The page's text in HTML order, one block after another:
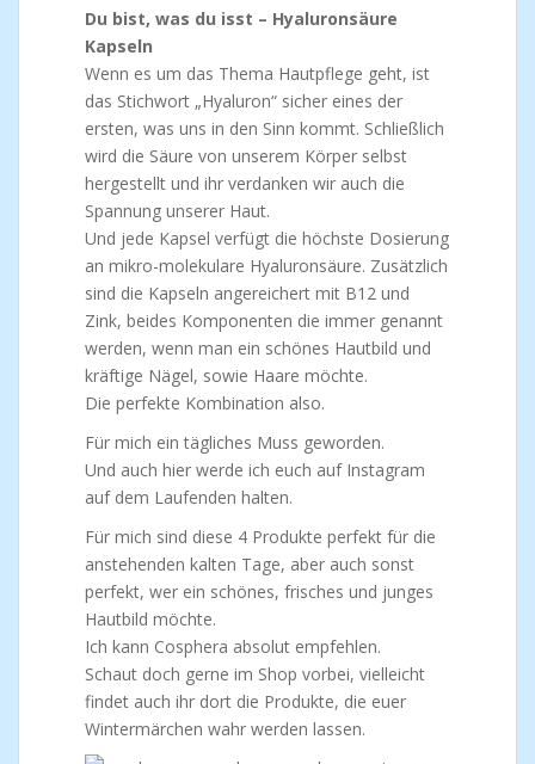
Du bist, was du isst – Hyaluronsäure
Kapseln
Wenn es um das Thema Hautpflege geht, ist
das Stichwort „Hyaluron“ sicher eines der
ersten, was uns in den Sinn kommt. Schließlich
wird die Säure von unserem Körper selbst
hergestellt und ihr verdanken wir auch die
Spannung unserer Haut.
Und jede Kapsel verfügt die höchste Dosierung
an mikro-molekulare Hyaluronsäure. Zusätzlich
sind die Kapseln angereichert mit B12 und
Zink, beides Komponenten die immer genannt
werden, wenn man ein schönes Hautbild und
kräftige Nägel, sowie Haare möchte.
Die perfekte Kombination also.
Für mich ein tägliches Muss geworden.
Und auch hier werde ich euch auf Instagram
auf dem Laufenden halten.
Für mich sind diese 4 Produkte perfekt für die
anstehenden kalten Tage, aber auch sonst
perfekt, wer ein schönes, frisches und junges
Hautbild möchte.
Ich kann Cosphera absolut empfehlen.
Schaut doch gerne im Shop vorbei, vielleicht
findet auch ihr dort die Produkte, die euer
Wintermärchen wahr werden lassen.